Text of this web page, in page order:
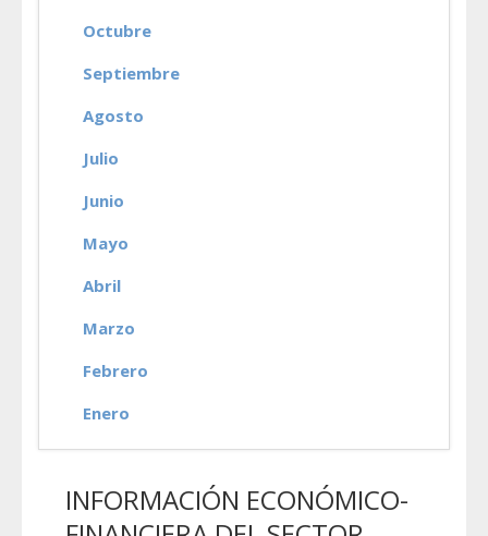
Octubre
Septiembre
Agosto
Julio
Junio
Mayo
Abril
Marzo
Febrero
Enero
INFORMACIÓN ECONÓMICO-